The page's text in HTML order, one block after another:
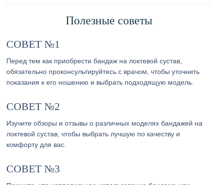
Полезные советы
СОВЕТ №1
Перед тем как приобрести бандаж на локтевой сустав,
обязательно проконсультируйтесь с врачом, чтобы уточнить
показания к его ношению и выбрать подходящую модель.
СОВЕТ №2
Изучите обзоры и отзывы о различных моделях бандажей на
локтевой сустав, чтобы выбрать лучшую по качеству и
комфорту для вас.
СОВЕТ №3